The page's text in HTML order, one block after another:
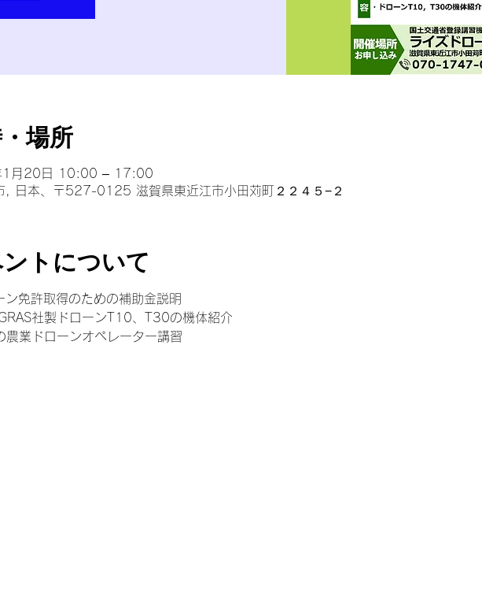
・場所
1月20日 10:00 – 17:00
, 日本、〒527-0125 滋賀県東近江市小田苅町２２４５−２
トについて
ン免許取得のための補助金説明
社製ドローンT10、T30の機体紹介
農業ドローンオペレーター講習